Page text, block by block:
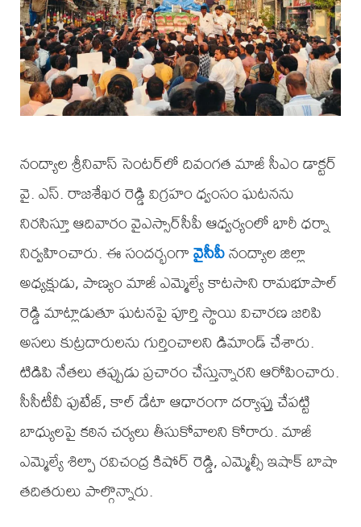
నంద్యాల శ్రీనివాస్ సెంటర్‌లో దివంగత మాజీ సీఎం డాక్టర్
వై. ఎస్. రాజశేఖర రెడ్డి విగ్రహం ధ్వంసం ఘటనను
నిరసిస్తూ ఆదివారం వైఎస్సార్‌సీపీ ఆధ్వర్యంలో భారీ ధర్నా
నిర్వహించారు. ఈ సందర్భంగావైసీపీనంద్యాల జిల్లా
అధ్యక్షుడు, పాణ్యం మాజీ ఎమ్మెల్యే కాటసాని రామభూపాల్
రెడ్డి మాట్లాడుతూ ఘటనపై పూర్తి స్థాయి విచారణ జరిపి
అసలు కుట్రదారులను గుర్తించాలని డిమాండ్ చేశారు.
టిడిపి నేతలు తప్పుడు ప్రచారం చేస్తున్నారని ఆరోపించారు.
సీసీటీవీ ఫుటేజ్, కాల్ డేటా ఆధారంగా దర్యాప్తు చేపట్టి
బాధ్యులపై కఠిన చర్యలు తీసుకోవాలని కోరారు. మాజీ
ఎమ్మెల్యే శిల్పా రవిచంద్ర కిషోర్ రెడ్డి, ఎమ్మెల్సీ ఇషాక్ బాషా
తదితరులు పాల్గొన్నారు.